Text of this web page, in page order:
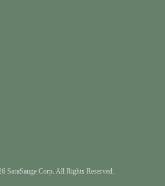
SaraSauge Corp. All Rights Reserved.